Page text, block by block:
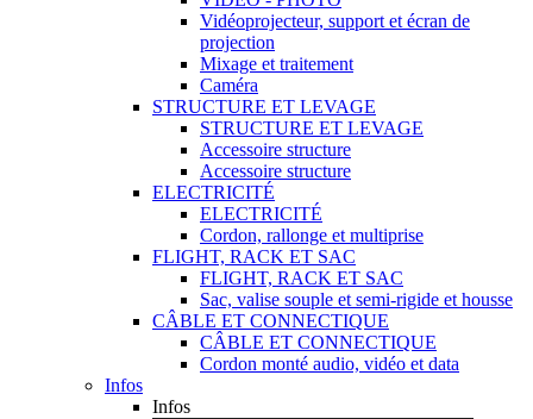
Vidéoprojecteur, support et écran de
projection
Mixage et traitement
Caméra
STRUCTURE ET LEVAGE
STRUCTURE ET LEVAGE
Accessoire structure
Accessoire structure
ELECTRICITÉ
ELECTRICITÉ
Cordon, rallonge et multiprise
FLIGHT, RACK ET SAC
FLIGHT, RACK ET SAC
Sac, valise souple et semi-rigide et housse
CÂBLE ET CONNECTIQUE
CÂBLE ET CONNECTIQUE
Cordon monté audio, vidéo et data
Infos
Infos